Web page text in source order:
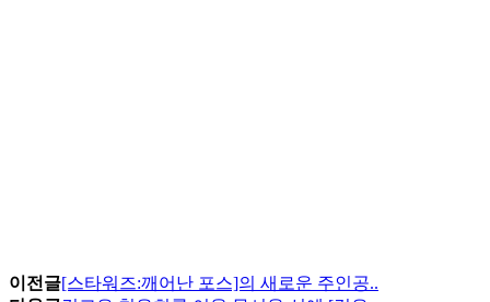
이전글[스타워즈:깨어난 포스]의 새로운 주인공..